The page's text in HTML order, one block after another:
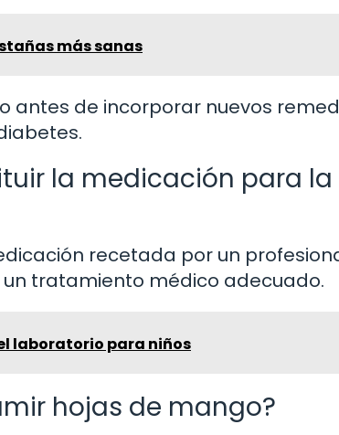
más sanas
antes de incorporar nuevos
la medicación para la
recetada por un
tratamiento médico adecuado.
laboratorio para niños
hojas de mango?